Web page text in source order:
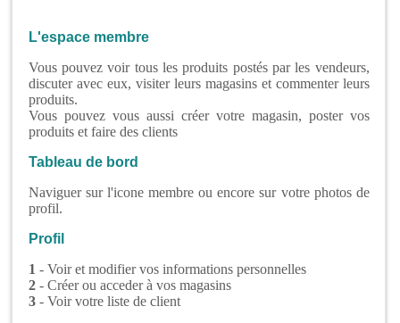
L'espace membre
Vous pouvez voir tous les produits postés par les vendeurs,
discuter avec eux, visiter leurs magasins et commenter leurs
produits.
Vous pouvez vous aussi créer votre magasin, poster vos
produits et faire des clients
Tableau de bord
Naviguer sur l'icone membre ou encore sur votre photos de
profil.
Profil
1 - Voir et modifier vos informations personnelles
2- Créer ou acceder à vos magasins
3- Voir votre liste de client